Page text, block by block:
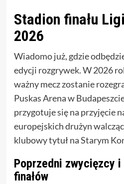
Stadion finału
2026
Wiadomo już, gdzie
edycji rozgrywek. W 2026
ważny mecz zostanie
Puskas Arena w
przygotuje się na przyjęcie
europejskich drużyn
klubowy tytuł na Starym
Poprzedni zwycięzcy
finałów